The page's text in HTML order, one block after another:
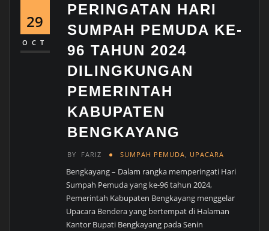
29
OCT
PERINGATAN HARI
SUMPAH PEMUDA KE-
96 TAHUN 2024
DILINGKUNGAN
PEMERINTAH
KABUPATEN
BENGKAYANG
BY FARIZ SUMPAH PEMUDA, UPACARA
Bengkayang – Dalam rangka memperingati Hari
Sumpah Pemuda yang ke-96 tahun 2024,
Pemerintah Kabupaten Bengkayang menggelar
Upacara Bendera yang bertempat di Halaman
Kantor Bupati Bengkayang pada Senin